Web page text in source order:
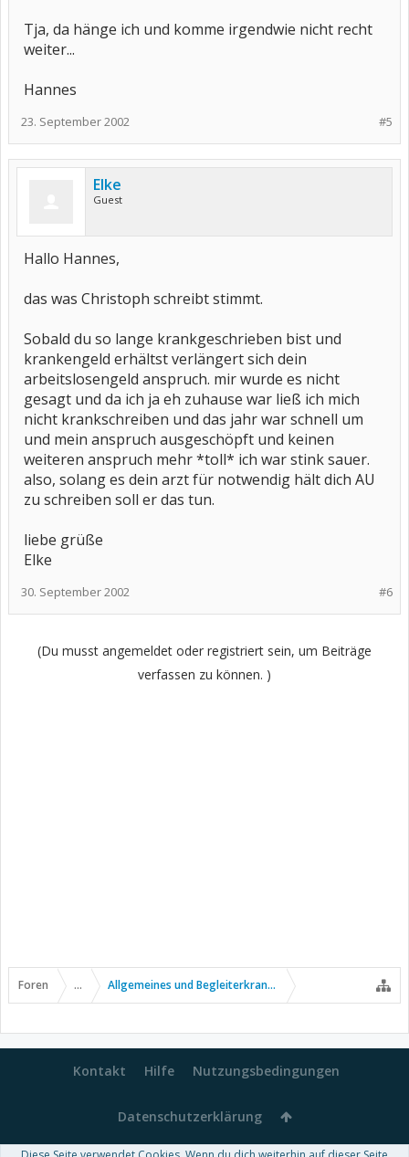
Tja, da hänge ich und komme irgendwie nicht recht
weiter...
Hannes
#5
23. September 2002
Elke
Guest
Hallo Hannes,
das was Christoph schreibt stimmt.
Sobald du so lange krankgeschrieben bist und
krankengeld erhältst verlängert sich dein
arbeitslosengeld anspruch. mir wurde es nicht
gesagt und da ich ja eh zuhause war ließ ich mich
nicht krankschreiben und das jahr war schnell um
und mein anspruch ausgeschöpft und keinen
weiteren anspruch mehr *toll* ich war stink sauer.
also, solang es dein arzt für notwendig hält dich AU
zu schreiben soll er das tun.
liebe grüße
Elke
#6
30. September 2002
(Du musst angemeldet oder registriert sein, um Beiträge
verfassen zu können. )
Foren ... Allgemeines und Begleiterkrankungen
Kontakt Hilfe Nutzungsbedingungen
Datenschutzerklärung